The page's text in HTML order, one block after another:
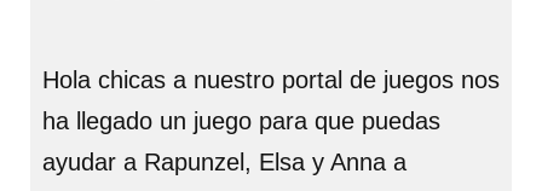
Hola chicas a nuestro portal de juegos nos
ha llegado un juego para que puedas
ayudar a Rapunzel, Elsa y Anna a